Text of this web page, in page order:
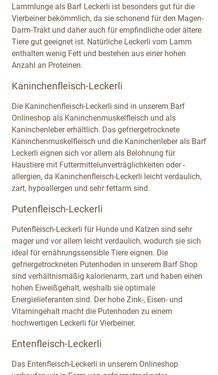
Lammlunge als Barf Leckerli ist besonders gut für die
Vierbeiner bekömmlich, da sie schonend für den Magen-
Darm-Trakt und daher auch für empfindliche oder ältere
Tiere gut geeignet ist. Natürliche Leckerli vom Lamm
enthalten wenig Fett und bestehen aus einer hohen
Anzahl an Proteinen.
Kaninchenfleisch-Leckerli
Die Kaninchenfleisch-Leckerli sind in unserem Barf
Onlineshop als Kaninchenmuskelfleisch und als
Kaninchenleber erhältlich. Das gefriergetrocknete
Kaninchenmuskelfleisch und die Kaninchenleber als Barf
Leckerli eignen sich vor allem als Belohnung für
Haustiere mit Futtermittelunverträglichkeiten oder -
allergien, da Kaninchenfleisch-Leckerli leicht verdaulich,
zart, hypoallergen und sehr fettarm sind.
Putenfleisch-Leckerli
Putenfleisch-Leckerli für Hunde und Katzen sind sehr
mager und vor allem leicht verdaulich, wodurch sie sich
ideal für ernährungssensible Tiere eignen. Die
gefriergetrockneten Putenhoden in unserem Barf Shop
sind verhältnismäßig kalorienarm, zart und haben einen
hohen Eiweißgehalt, weshalb sie optimale
Energielieferanten sind. Der hohe Zink-, Eisen- und
Vitamingehalt macht die Putenhoden zu einem
hochwertigen Leckerli für Vierbeiner.
Entenfleisch-Leckerli
Das Entenfleisch-Leckerli in unserem Onlineshop